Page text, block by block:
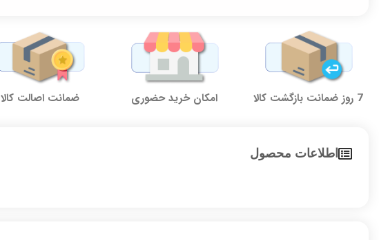
7 روز ضمانت بازگشت کالا امکان خرید حضوری ضمانت اصالت کالا
اطلاعات محصول